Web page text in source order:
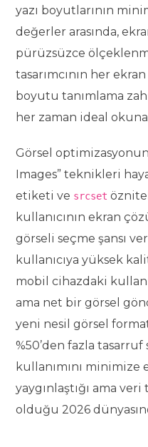
yazı boyutlarının
değerler arasında,
pürüzsüzce
tasarımcının her
boyutu tanımlama
her zaman ideal
Görsel
Images” teknikleri
etiketi ve srcset
kullanıcının ekran
görseli seçme şansı
kullanıcıya yüksek
mobil cihazdaki
ama net bir görsel
yeni nesil görsel
%50’den fazla
kullanımını minimize
yaygınlaştığı ama
olduğu 2026